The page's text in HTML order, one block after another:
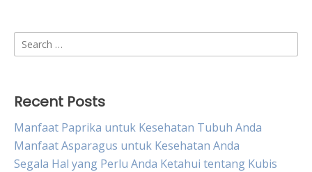
Search
for:
Recent Posts
Manfaat Paprika untuk Kesehatan Tubuh Anda
Manfaat Asparagus untuk Kesehatan Anda
Segala Hal yang Perlu Anda Ketahui tentang Kubis